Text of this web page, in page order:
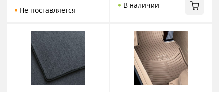
Не поставляется
В наличии